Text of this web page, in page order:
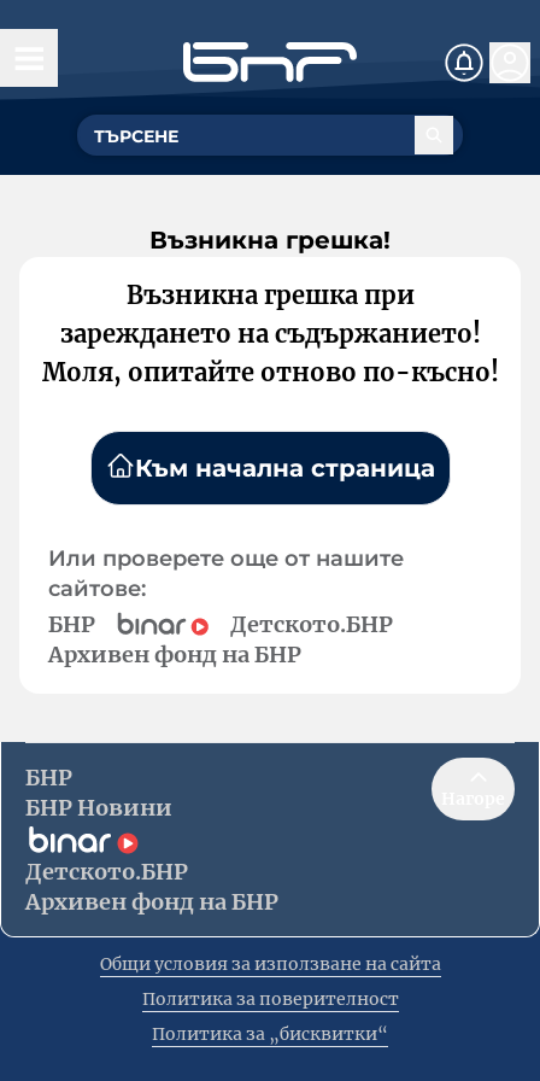
Възникна грешка!
Възникна грешка при
зареждането на съдържанието!
Моля, опитайте отново по-късно!
Към начална страница
Или проверете още от нашите
сайтове:
БНР
Детското.БНР
Архивен фонд на БНР
БНР
БНР Новини
Детското.БНР
Архивен фонд на БНР
Общи условия за използване на сайта
Политика за поверителност
Политика за „бисквитки“